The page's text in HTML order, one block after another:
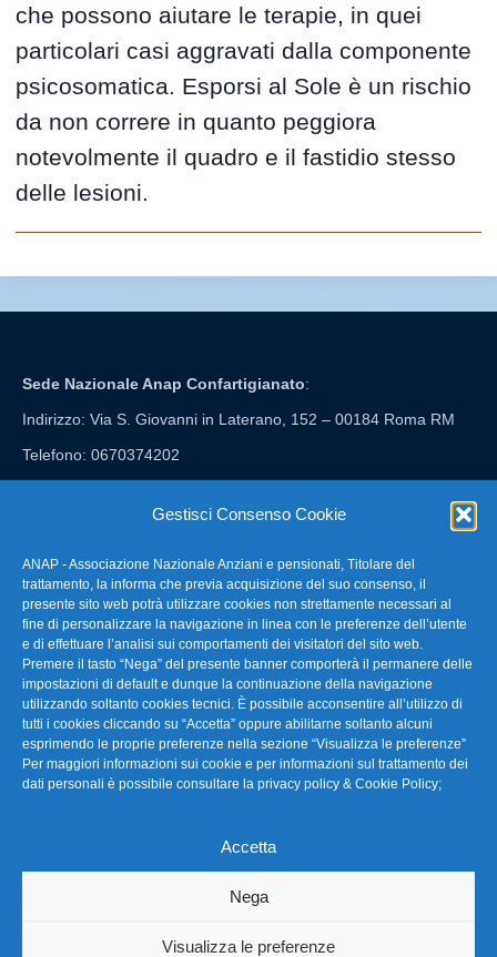
Gestisci Consenso Cookie
ANAP - Associazione Nazionale Anziani e pensionati, Titolare del
trattamento, la informa che previa acquisizione del suo consenso, il
presente sito web potrà utilizzare cookies non strettamente necessari al
fine di personalizzare la navigazione in linea con le preferenze dell’utente
e di effettuare l’analisi sui comportamenti dei visitatori del sito web.
Premere il tasto “Nega” del presente banner comporterà il permanere delle
impostazioni di default e dunque la continuazione della navigazione
utilizzando soltanto cookies tecnici. È possibile acconsentire all’utilizzo di
tutti i cookies cliccando su “Accetta” oppure abilitarne soltanto alcuni
esprimendo le proprie preferenze nella sezione “Visualizza le preferenze”
Per maggiori informazioni sui cookie e per informazioni sul trattamento dei
dati personali è possibile consultare la privacy policy & Cookie Policy;
Accetta
Nega
Visualizza le preferenze
che possono aiutare le terapie, in quei
particolari casi aggravati dalla componente
psicosomatica. Esporsi al Sole è un rischio
da non correre in quanto peggiora
notevolmente il quadro e il fastidio stesso
delle lesioni.
Sede Nazionale Anap Confartigianato:
Indirizzo: Via S. Giovanni in Laterano, 152 – 00184 Roma RM
Telefono: 0670374202
FAQ – Domande Frequenti
La nostra Newsletter
Link Utili
TG Confartigianato
Privacy & Cookie Policy
Seguici